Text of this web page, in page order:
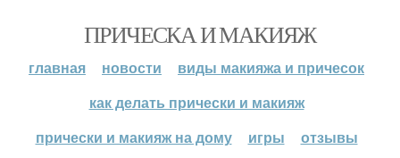
ПРИЧЕСКА И МАКИЯЖ
главная новости
виды макияжа и причесок
как делать прически и макияж
прически и макияж на дому
игры отзывы